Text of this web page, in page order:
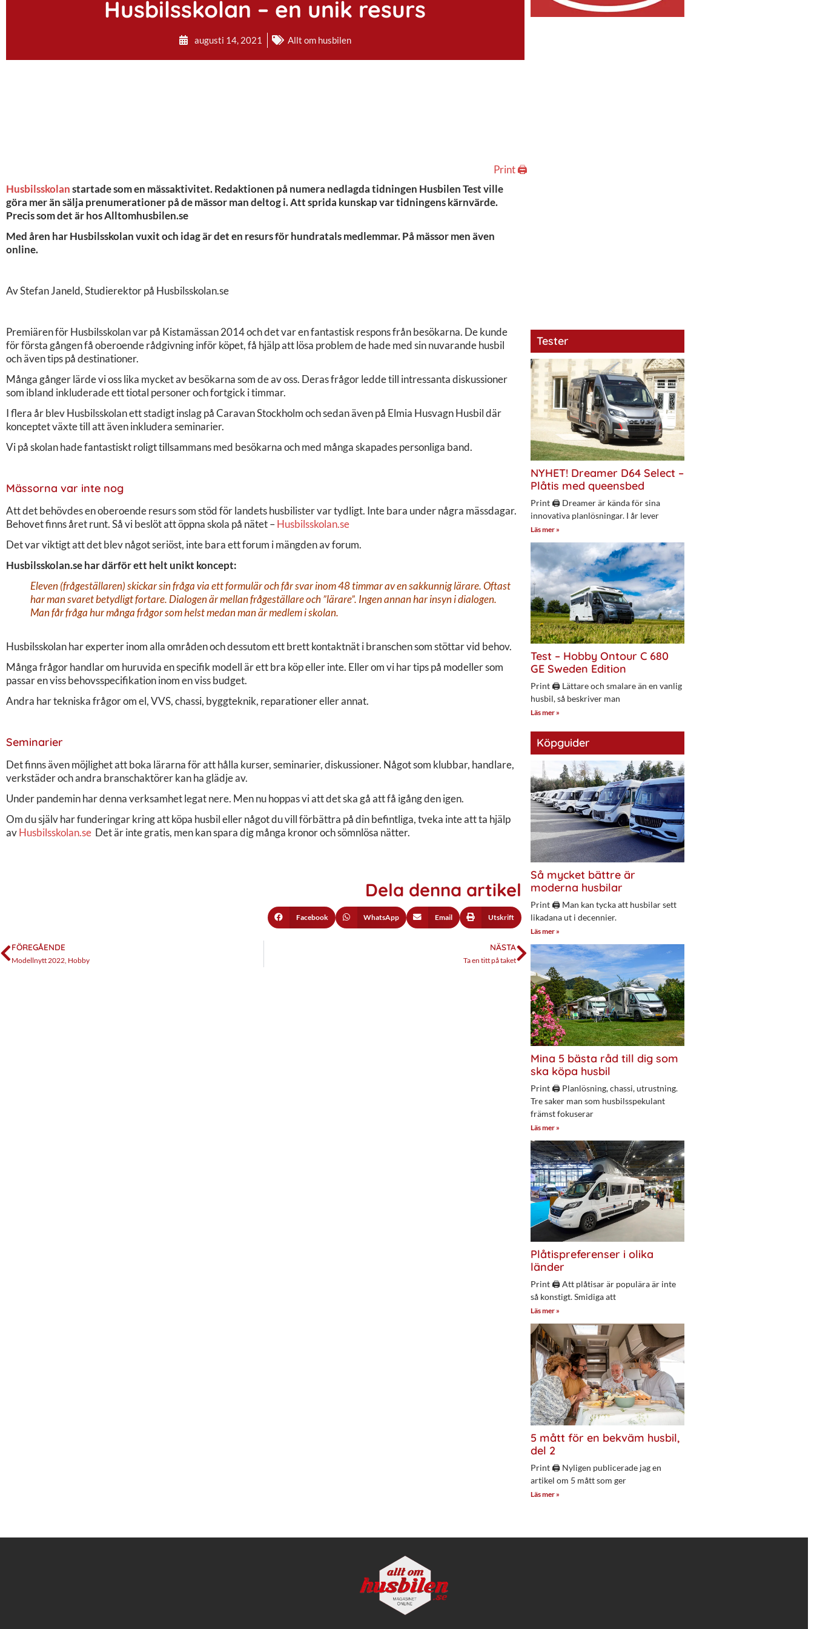
Husbilsskolan – en unik resurs
augusti 14, 2021 Allt om husbilen
Print 🖨
Husbilsskolanstartade som en mässaktivitet. Redaktionen på numera nedlagda tidningen Husbilen Test ville
göra mer än sälja prenumerationer på de mässor man deltog i. Att sprida kunskap var tidningens kärnvärde.
Precis som det är hos Alltomhusbilen.se
Med åren har Husbilsskolan vuxit och idag är det en resurs för hundratals medlemmar. På mässor men även
online.
Av Stefan Janeld, Studierektor på Husbilsskolan.se
Premiären för Husbilsskolan var på Kistamässan 2014 och det var en fantastisk respons från besökarna. De kunde
för första gången få oberoende rådgivning inför köpet, få hjälp att lösa problem de hade med sin nuvarande husbil
och även tips på destinationer.
Många gånger lärde vi oss lika mycket av besökarna som de av oss. Deras frågor ledde till intressanta diskussioner
som ibland inkluderade ett tiotal personer och fortgick i timmar.
I flera år blev Husbilsskolan ett stadigt inslag på Caravan Stockholm och sedan även på Elmia Husvagn Husbil där
konceptet växte till att även inkludera seminarier.
Vi på skolan hade fantastiskt roligt tillsammans med besökarna och med många skapades personliga band.
Mässorna var inte nog
Att det behövdes en oberoende resurs som stöd för landets husbilister var tydligt. Inte bara under några mässdagar.
Behovet finns året runt. Så vi beslöt att öppna skola på nätet –Husbilsskolan.se
Det var viktigt att det blev något seriöst, inte bara ett forum i mängden av forum.
Husbilsskolan.se har därför ett helt unikt koncept:
Eleven (frågeställaren) skickar sin fråga via ett formulär och får svar inom 48 timmar av en sakkunnig lärare. Oftast
har man svaret betydligt fortare. Dialogen är mellan frågeställare och ”lärare”. Ingen annan har insyn i dialogen.
Man får fråga hur många frågor som helst medan man är medlem i skolan.
Husbilsskolan har experter inom alla områden och dessutom ett brett kontaktnät i branschen som stöttar vid behov.
Många frågor handlar om huruvida en specifik modell är ett bra köp eller inte. Eller om vi har tips på modeller som
passar en viss behovsspecifikation inom en viss budget.
Andra har tekniska frågor om el, VVS, chassi, byggteknik, reparationer eller annat.
Seminarier
Det finns även möjlighet att boka lärarna för att hålla kurser, seminarier, diskussioner. Något som klubbar, handlare,
verkstäder och andra branschaktörer kan ha glädje av.
Under pandemin har denna verksamhet legat nere. Men nu hoppas vi att det ska gå att få igång den igen.
Om du själv har funderingar kring att köpa husbil eller något du vill förbättra på din befintliga, tveka inte att ta hjälp
avHusbilsskolan.se Det är inte gratis, men kan spara dig många kronor och sömnlösa nätter.
Dela denna artikel
Facebook WhatsApp Email Utskrift
FÖREGÅENDE
Modellnytt 2022, Hobby
NÄSTA
Ta en titt på taket
Tester
NYHET! Dreamer D64 Select –
Plåtis med queensbed
Print 🖨 Dreamer är kända för sina
innovativa planlösningar. I år lever
Läs mer »
Test – Hobby Ontour C 680
GE Sweden Edition
Print 🖨 Lättare och smalare än en vanlig
husbil, så beskriver man
Läs mer »
Köpguider
Så mycket bättre är
moderna husbilar
Print 🖨 Man kan tycka att husbilar sett
likadana ut i decennier.
Läs mer »
Mina 5 bästa råd till dig som
ska köpa husbil
Print 🖨 Planlösning, chassi, utrustning.
Tre saker man som husbilsspekulant
främst fokuserar
Läs mer »
Plåtispreferenser i olika
länder
Print 🖨 Att plåtisar är populära är inte
så konstigt. Smidiga att
Läs mer »
5 mått för en bekväm husbil,
del 2
Print 🖨 Nyligen publicerade jag en
artikel om 5 mått som ger
Läs mer »